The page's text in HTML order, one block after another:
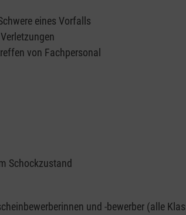
eines Vorfalls
von Fachpersonal
Schockzustand
und -bewerber (alle